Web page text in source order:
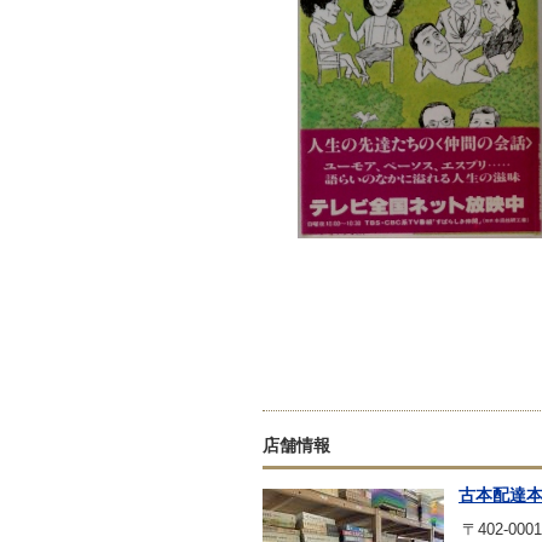
店舗情報
古本配達
〒402-0001